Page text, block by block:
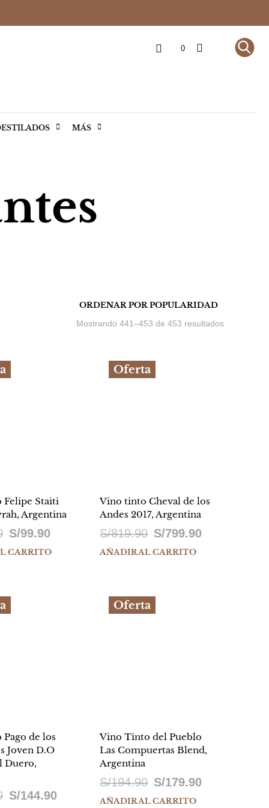
MÁS
0
Mostrando 441–453 de 453 resultadosOrdenado
Staiti
Argentina
El
precio
S/124.90.
S/99.90El
precio
CARRITO
Oferta
Vino tinto Cheval de los
Andes 2017, Argentina
S/819.90 El
precio
S/819.90.
S/799.90El
AÑADIR AL CARRITO
de los
Joven D.O
Duero,
El
S/144.90El
Oferta
Vino Tinto del Pueblo
Las Compuertas Blend,
Argentina
S/194.90 El
precio
S/179.90El
AÑADIR AL CARRITO